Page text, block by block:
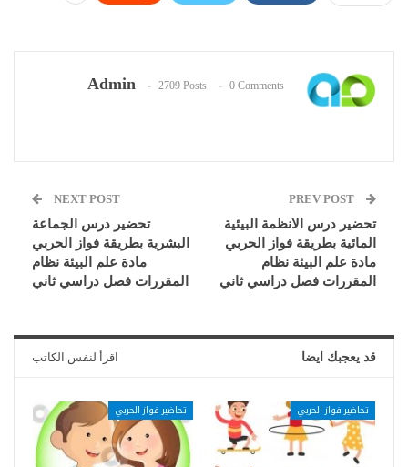
Admin 2709 Posts 0 Comments
تحضير درس الانظمة البيئية
المائية بطريقة فواز الحربي
مادة علم البيئة نظام
المقررات فصل دراسي ثاني
NEXT POST
تحضير درس الجماعة
البشرية بطريقة فواز الحربي
مادة علم البيئة نظام
المقررات فصل دراسي ثاني
قد يعجبك ايضا اقرأ لنفس الكاتب
تحاضير فواز الحربي تحاضير فواز الحربي